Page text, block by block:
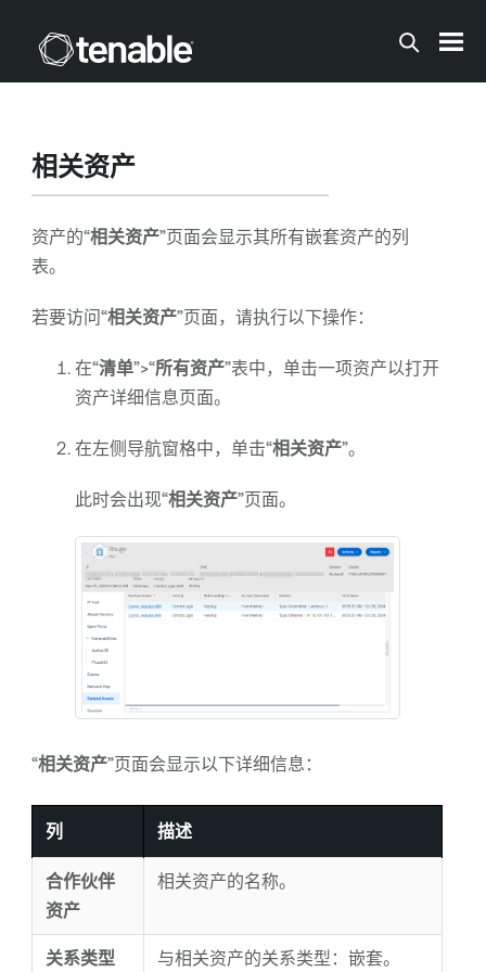
相关资产
资产的“相关资产”页面会显示其所有嵌套资产的列
表。
若要访问“相关资产”页面，请执行以下操作：
在“清单”>“所有资产”表中，单击一项资产以打开
资产详细信息页面。
在左侧导航窗格中，单击“相关资产”。
此时会出现“相关资产”页面。
“相关资产”页面会显示以下详细信息：
列 描述
合作伙伴
资产
相关资产的名称。
关系类型 与相关资产的关系类型：嵌套。